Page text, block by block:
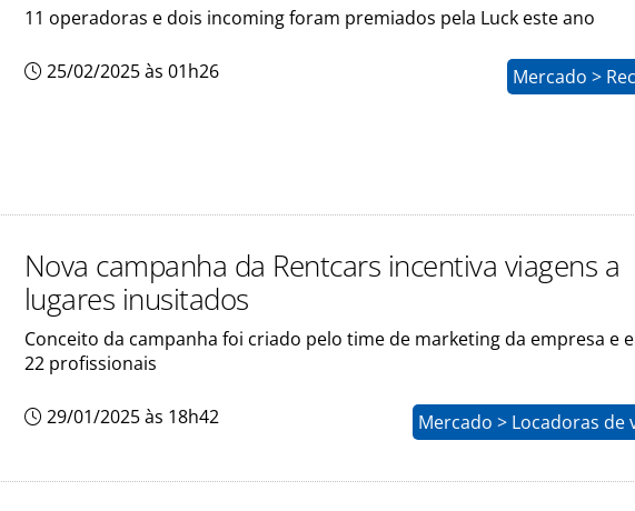
11 operadoras e dois incoming foram premiados pela Luck este ano
25/02/2025 às 01h26 Mercado >
Nova campanha da Rentcars incentiva viagens a
lugares inusitados
Conceito da campanha foi criado pelo time de marketing da empresa e
22 profissionais
29/01/2025 às 18h42 Mercado > Locadoras de